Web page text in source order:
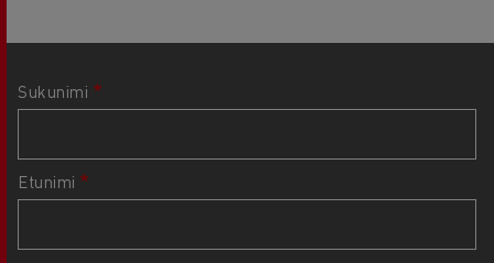
Sukunimi
Etunimi